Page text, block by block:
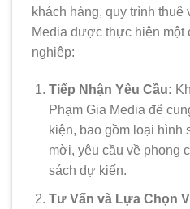
khách hàng, quy trình thuê
Media được thực hiện một
nghiệp:
Tiếp Nhận Yêu Cầu:
Phạm Gia Media để
kiện, bao gồm loại
mời, yêu cầu về phong
sách dự kiến.
Tư Vấn và Lựa Chọn